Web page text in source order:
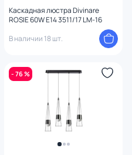
Каскадная люстра Divinare
ROSIE 60W E14 3511/17 LM-16
В наличии 18 шт.
- 76 %